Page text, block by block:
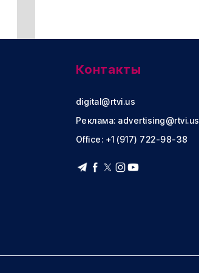
Контакты
digital@rtvi.us
Реклама: advertising@rtvi.us
Office: +1 (917) 722-98-38